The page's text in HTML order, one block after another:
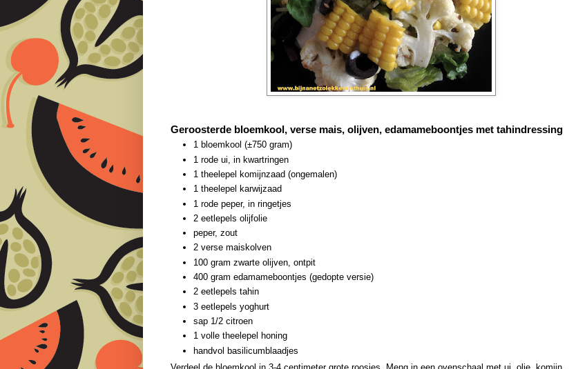
Geroosterde bloemkool, verse mais, olijven, edamameboontjes met tahindressing
1 bloemkool (±750 gram)
1 rode ui, in kwartringen
1 theelepel komijnzaad (ongemalen)
1 theelepel karwijzaad
1 rode peper, in ringetjes
2 eetlepels olijfolie
peper, zout
2 verse maiskolven
100 gram zwarte olijven, ontpit
400 gram edamameboontjes (gedopte versie)
2 eetlepels tahin
3 eetlepels yoghurt
sap 1/2 citroen
1 volle theelepel honing
handvol basilicumblaadjes